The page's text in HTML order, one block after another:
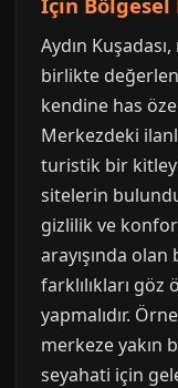
Aydın
birlikte
kendine has
Merkezdeki
turistik bir
sitelerin
gizlilik ve konfor
arayışında olan
farklılıkları
yapmalıdır.
merkeze yakın
seyahati için